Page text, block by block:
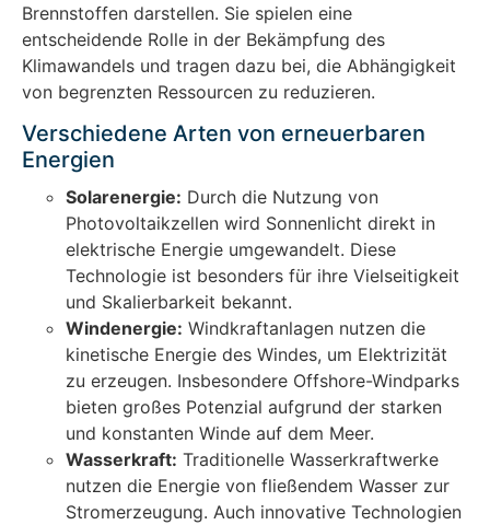
Brennstoffen darstellen. Sie spielen eine
entscheidende Rolle in der Bekämpfung des
Klimawandels und tragen dazu bei, die Abhängigkeit
von begrenzten Ressourcen zu reduzieren.
Verschiedene Arten von erneuerbaren
Energien
Solarenergie: Durch die Nutzung von
Photovoltaikzellen wird Sonnenlicht direkt in
elektrische Energie umgewandelt. Diese
Technologie ist besonders für ihre Vielseitigkeit
und Skalierbarkeit bekannt.
Windenergie: Windkraftanlagen nutzen die
kinetische Energie des Windes, um Elektrizität
zu erzeugen. Insbesondere Offshore-Windparks
bieten großes Potenzial aufgrund der starken
und konstanten Winde auf dem Meer.
Wasserkraft: Traditionelle Wasserkraftwerke
nutzen die Energie von fließendem Wasser zur
Stromerzeugung. Auch innovative Technologien